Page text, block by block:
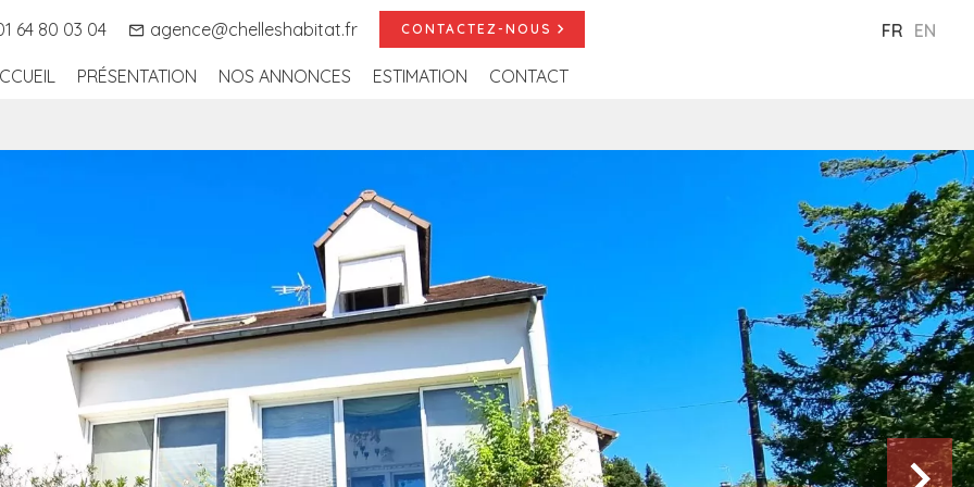
64 80 03 04 agence@chelleshabitat.fr CONTACTEZ-NOUS
PRÉSENTATION NOS ANNONCES ESTIMATION CONTACT
FR EN